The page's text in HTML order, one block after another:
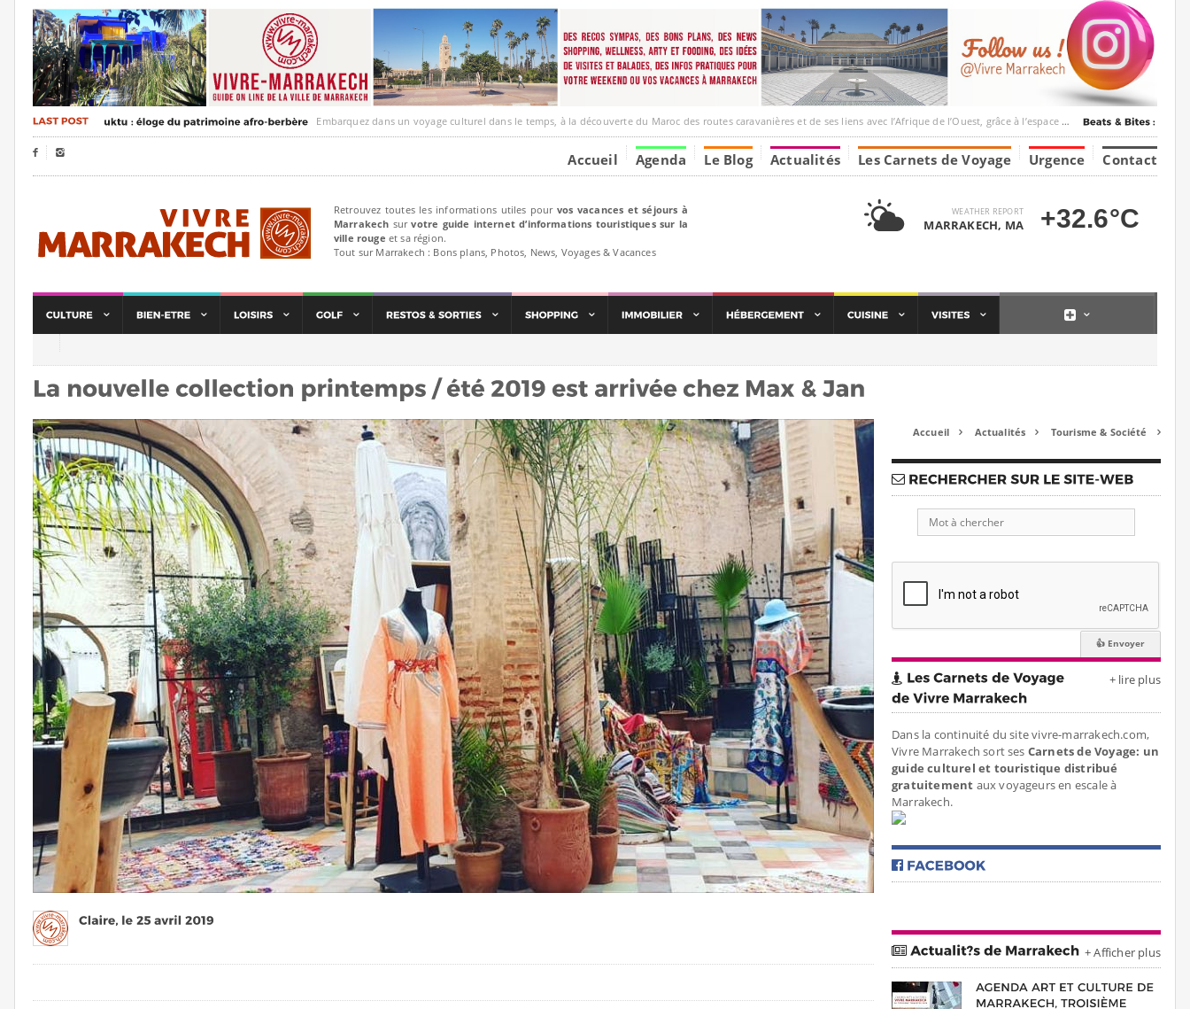
Embarquez dans un voyage culturel dans le temps, à la découverte du Maroc des routes caravanières et de ses liens avec l’Afrique de l’Ouest, grâce à l’espace Marrakesh-Tumbuktu.
  Accueil Agenda Le Blog Actualités Les Carnets de Voyage Urgence Contact
Retrouvez toutes les informations utiles pour vos vacances et séjours à
Marrakech survotre guide internet d’informations touristiques sur la
ville rouge et sa région.
Tout sur Marrakech : Bons plans, Photos, News, Voyages & Vacances
WEATHER REPORT
MARRAKECH, MA +32.6°C
Accueil  Actualités  Tourisme & Société 
+ lire plus
Dans la continuité du site vivre-marrakech.com,
Vivre Marrakech sort ses Carnets de Voyage: un
guide culturel et touristique distribué
gratuitement aux voyageurs en escale à
Marrakech.
+ Afficher plus